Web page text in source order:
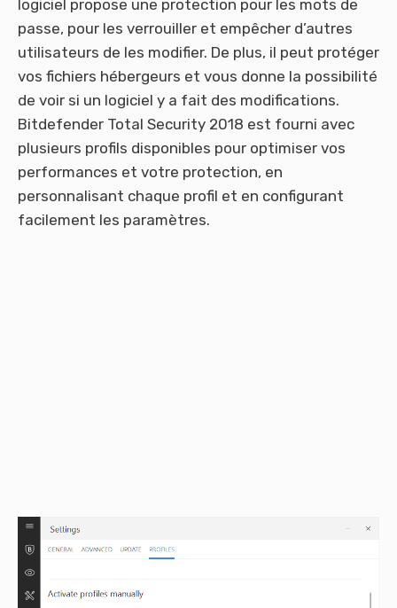
logiciel propose une protection pour les mots de
passe, pour les verrouiller et empêcher d’autres
utilisateurs de les modifier. De plus, il peut protéger
vos fichiers hébergeurs et vous donne la possibilité
de voir si un logiciel y a fait des modifications.
Bitdefender Total Security 2018 est fourni avec
plusieurs profils disponibles pour optimiser vos
performances et votre protection, en
personnalisant chaque profil et en configurant
facilement les paramètres.